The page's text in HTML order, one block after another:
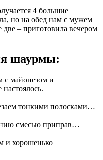
4 большие
но на обед нам с мужем
две – приготовила вечером
шаурмы:
с майонезом и
тонкими полосками…
смесью приправ…
и хорошенько